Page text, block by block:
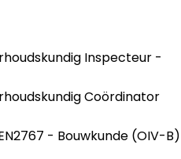
Inspecteur -
Coördinator
- Bouwkunde (OIV-B)